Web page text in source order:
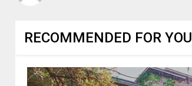
RECOMMENDED FOR YOU